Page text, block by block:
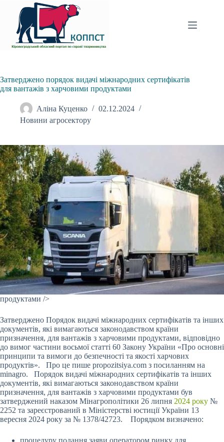
вмісту
Затверджено порядок видачі міжнародних сертифікатів
для вантажів з харчовими продуктами
Аліна Куценко
02.12.2024
Новини агросектору
продуктами />
Затверджено Порядок видачі міжнародних сертифікатів та інших
документів, які вимагаються законодавством країни
призначення, для вантажів з харчовими продуктами, відповідно
до вимог частини восьмої статті 60 Закону України «Про основні
принципи та вимоги до безпечності та якості харчових
продуктів». Про це пише propozitsiya.com з посиланням на
minagro. Порядок видачі міжнародних сертифікатів та інших
документів, які вимагаються законодавством країни
призначення, для вантажів з харчовими продуктами був
затверджений наказом Мінагрополітики 26 липня 2024 року №
2252 та зареєстрований в Міністерстві юстиції України 13
вересня 2024 року за № 1378/42723. Порядком визначено: